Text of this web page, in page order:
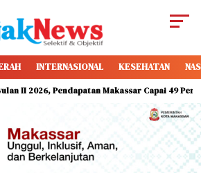
INTERNASIONAL KESEHATAN
2026, Pendapatan Makassar Capai 49 Persen,